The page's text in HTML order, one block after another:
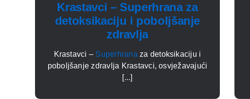
Krastavci – Superhrana za
detoksikaciju i poboljšanje
zdravlja
Krastavci – Superhrana za detoksikaciju i
poboljšanje zdravlja Krastavci, osvježavajući
[...]